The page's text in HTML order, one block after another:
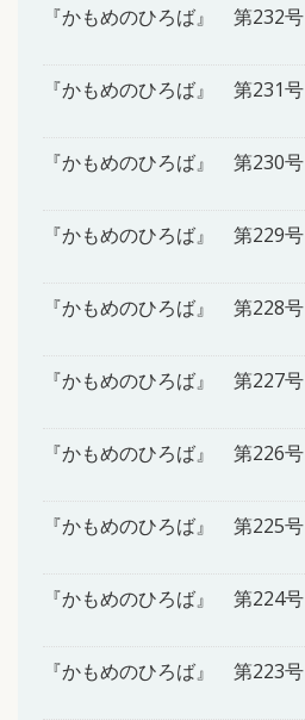
『かもめのひろば』 第232号
『かもめのひろば』 第231号
『かもめのひろば』 第230号
『かもめのひろば』 第229号
『かもめのひろば』 第228号
『かもめのひろば』 第227号
『かもめのひろば』 第226号
『かもめのひろば』 第225号
『かもめのひろば』 第224号
『かもめのひろば』 第223号